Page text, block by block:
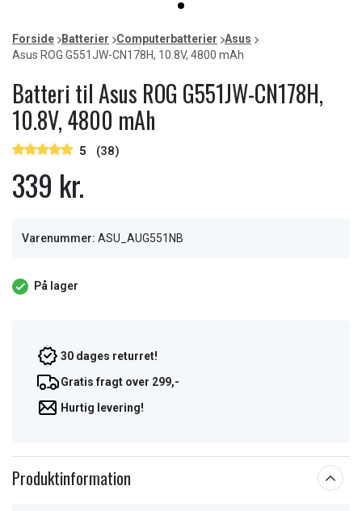
item
0
of
1
Forside Batterier Computerbatterier
Asus
Asus ROG G551JW-CN178H, 10.8V, 4800 mAh
Batteri til Asus ROG G551JW-CN178H,
10.8V, 4800 mAh
5 (38)
339 kr.
Varenummer: ASU_AUG551NB
På lager
30 dages returret!
Gratis fragt over 299,-
Hurtig levering!
Produktinformation